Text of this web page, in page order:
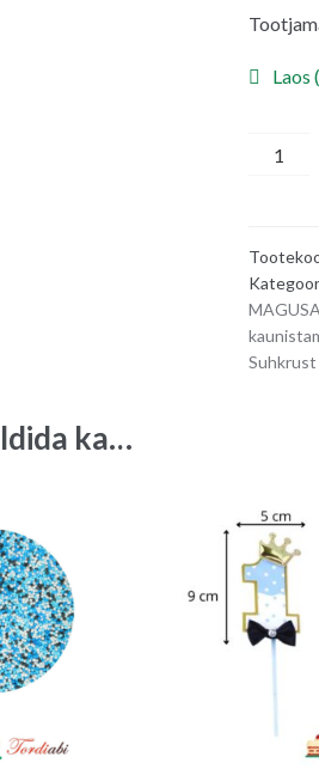
Laos
beseed,
4
cm
Suhkrust
ka…